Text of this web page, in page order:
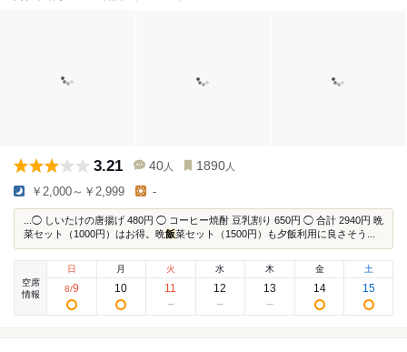
3.21 40 人 1890 人
￥2,000～￥2,999 -
...◯ しいたけの唐揚げ 480円 ◯ コーヒー焼酎 豆乳割り 650円 ◯ 合計 2940円 晩
菜セット（1000円）はお得。晩飯菜セット（1500円）も夕飯利用に良さそう...
空席
情報
日
8/9
月
10
火
11
水
12
木
13
金
14
土
15